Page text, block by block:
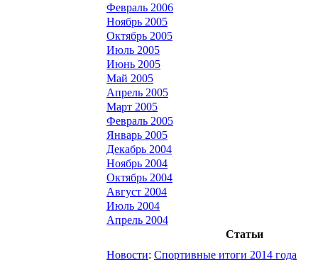
Февраль 2006
Ноябрь 2005
Октябрь 2005
Июль 2005
Июнь 2005
Май 2005
Апрель 2005
Март 2005
Февраль 2005
Январь 2005
Декабрь 2004
Ноябрь 2004
Октябрь 2004
Август 2004
Июль 2004
Апрель 2004
Статьи
Новости: Спортивные итоги 2014 года